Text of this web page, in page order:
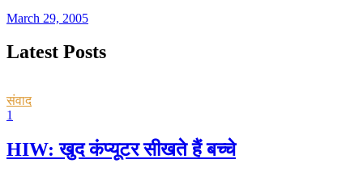
March 29, 2005
Latest Posts
संवाद
1
HIW: खुद कंप्यूटर सीखते हैं बच्चे